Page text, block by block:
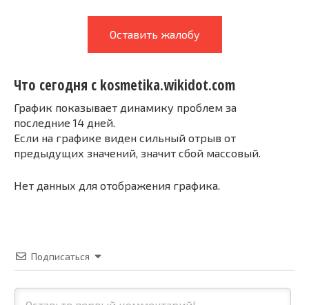
Оставить жалобу
Что сегодня с kosmetika.wikidot.com
График показывает динамику проблем за
последние 14 дней.
Если на графике виден сильный отрыв от
предыдущих значений, значит сбой массовый.
Нет данных для отображения графика.
Подписаться